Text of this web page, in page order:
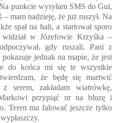
punkcie wysyłam SMS do Gui,
mam nadzieję, że już ruszył. Na
spał na hali, a startował sporo
w Józefowie Krzyśka –
gdy ruszali. Pani z
jednak na mapie, że jest
do końca mi się te wszystkie
że będę się martwić
serem, zakładam wiatrówkę,
przypiąć nr na bluzę i
Teren ma falować jeszcze tylko